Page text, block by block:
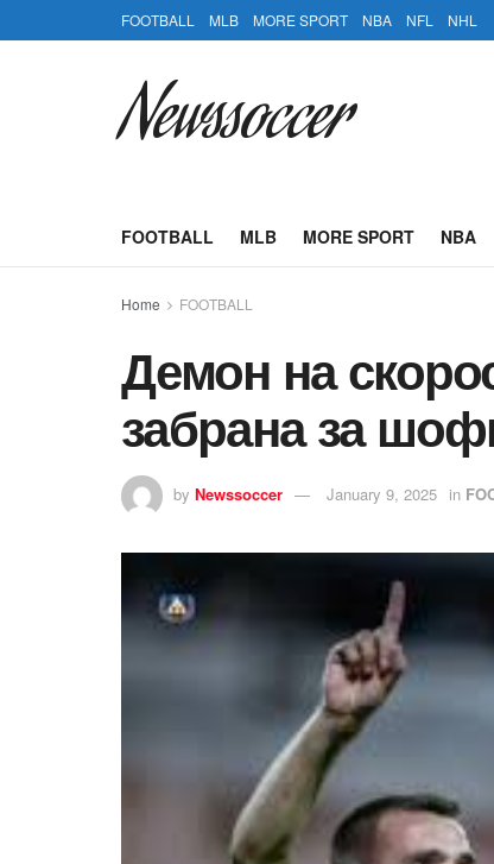
FOOTBALL MLB MORE SPORT NBA NFL NHL
Newssoccer
FOOTBALL MLB MORE SPORT NBA
Home FOOTBALL
Демон на
забрана за
by Newssoccer January 9, 2025 in